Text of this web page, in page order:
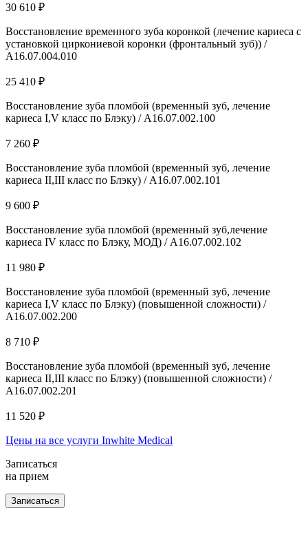
30 610 ₽
Восстановление временного зуба коронкой (лечение кариеса с
установкой циркониевой коронки (фронтальный зуб)) /
A16.07.004.010
25 410 ₽
Восстановление зуба пломбой (временный зуб, лечение
кариеса I,V класс по Блэку) / А16.07.002.100
7 260 ₽
Восстановление зуба пломбой (временный зуб, лечение
кариеса II,III класс по Блэку) / А16.07.002.101
9 600 ₽
Восстановление зуба пломбой (временный зуб,лечение
кариеса IV класс по Блэку, МОД) / А16.07.002.102
11 980 ₽
Восстановление зуба пломбой (временный зуб, лечение
кариеса I,V класс по Блэку) (повышенной сложности) /
А16.07.002.200
8 710 ₽
Восстановление зуба пломбой (временный зуб, лечение
кариеса II,III класс по Блэку) (повышенной сложности) /
А16.07.002.201
11 520 ₽
Цены на все услуги Inwhite Medical
Записаться
на прием
Записаться